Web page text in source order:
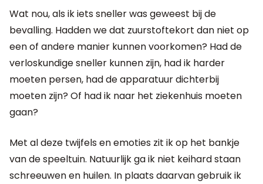
Wat nou, als ik iets sneller was geweest bij de
bevalling. Hadden we dat zuurstoftekort dan niet op
een of andere manier kunnen voorkomen? Had de
verloskundige sneller kunnen zijn, had ik harder
moeten persen, had de apparatuur dichterbij
moeten zijn? Of had ik naar het ziekenhuis moeten
gaan?
Met al deze twijfels en emoties zit ik op het bankje
van de speeltuin. Natuurlijk ga ik niet keihard staan
schreeuwen en huilen. In plaats daarvan gebruik ik